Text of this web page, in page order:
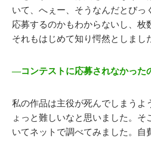
いて、へぇー、そうなんだとびっ
応募するのかもわからないし、枚
それもはじめて知り愕然としまし
―コンテストに応募されなかった
私の作品は主役が死んでしまうよ
ょっと難しいなと思いました。そ
いてネットで調べてみました。自